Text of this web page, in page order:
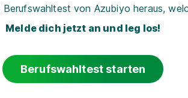
von Azubiyo heraus,
Melde dich jetzt an und leg los!
Berufswahltest starten